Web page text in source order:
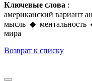
Ключевые слова :
американский вариант
мысль ◆
мира
Возврат к списку